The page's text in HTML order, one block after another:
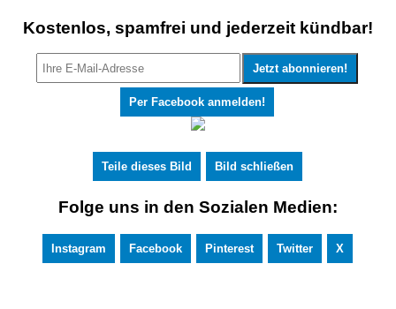
Kostenlos, spamfrei und jederzeit kündbar!
Per Facebook anmelden!
Teile dieses Bild Bild schließen
Folge uns in den Sozialen Medien:
Instagram Facebook Pinterest Twitter X